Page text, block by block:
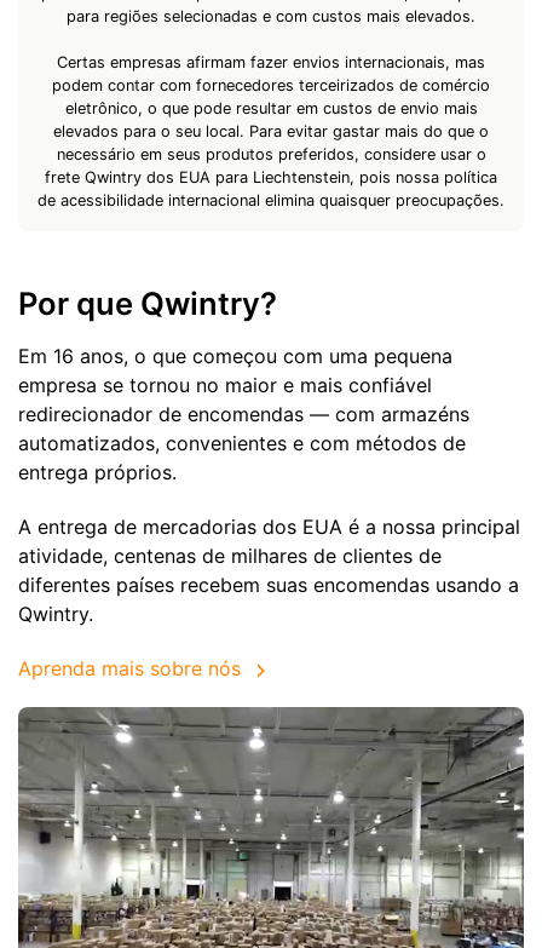
para regiões selecionadas e com custos mais elevados.
Certas empresas afirmam fazer envios internacionais, mas
podem contar com fornecedores terceirizados de comércio
eletrônico, o que pode resultar em custos de envio mais
elevados para o seu local. Para evitar gastar mais do que o
necessário em seus produtos preferidos, considere usar o
frete Qwintry dos EUA para Liechtenstein, pois nossa política
de acessibilidade internacional elimina quaisquer preocupações.
Por que Qwintry?
Em 16 anos, o que começou com uma pequena
empresa se tornou no maior e mais confiável
redirecionador de encomendas — com armazéns
automatizados, convenientes e com métodos de
entrega próprios.
A entrega de mercadorias dos EUA é a nossa principal
atividade, centenas de milhares de clientes de
diferentes países recebem suas encomendas usando a
Qwintry.
Aprenda mais sobre nós